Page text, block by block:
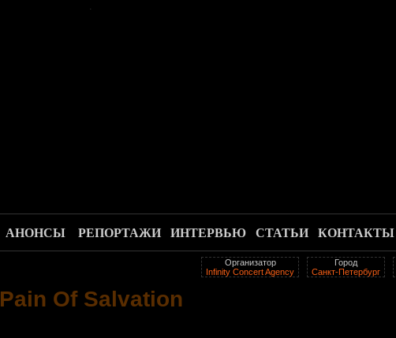
.
АНОНСЫ РЕПОРТАЖИ ИНТЕРВЬЮ СТАТЬИ КОНТАКТЫ
Pain Of Salvation
Город
Санкт-Петербург
Организатор
Infinity Concert Agency